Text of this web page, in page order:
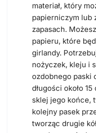
materiał, który
papierniczym lub
zapasach.
papieru, które
girlandy.
nożyczek, kleju i
ozdobnego paski
długości około
sklej jego końce,
kolejny pasek
tworząc drugie